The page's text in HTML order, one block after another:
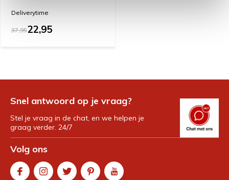
Deliverytime
37,9522,95
Snel antwoord op je vraag?
Stel je vraag in de chat, en we helpen je
graag verder. 24/7
Volg ons